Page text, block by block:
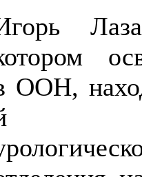
ООН,